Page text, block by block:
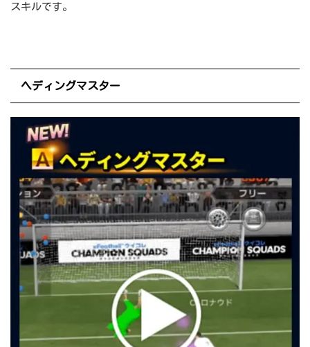
スキルです。
ヘディングマスター